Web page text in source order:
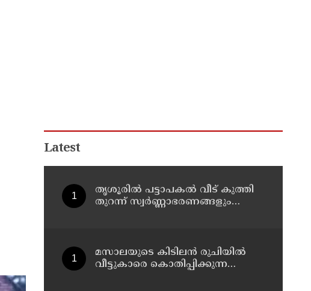
Latest
തൃശൂരിൽ പട്ടാപകൽ വീട് കുത്തി
തുറന്ന് സ്വർണ്ണാഭരണങ്ങളും
മസാലയുടെ കിടിലൻ രുചിയിൽ
വീട്ടുകാരെ കൊതിപ്പിക്കുന്ന